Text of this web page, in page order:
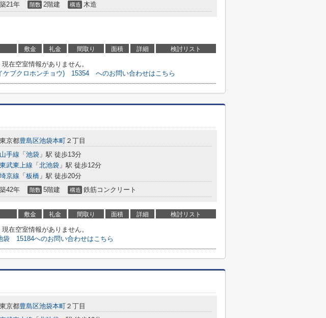
築21年 階数 2階建 構造 木造
敷金 礼金 間取り 面積 詳細 検討リスト
現在空室情報がありません。
ケブクロホンチョウ) 15354 へのお問い合わせはこちら
東京都豊島区池袋本町 ２丁目
山手線 「 池袋 」駅 徒歩13分
東武東上線 「 北池袋 」駅 徒歩12分
埼京線 「 板橋 」駅 徒歩20分
築42年 階数 5階建 構造 鉄筋コンクリート
敷金 礼金 間取り 面積 詳細 検討リスト
現在空室情報がありません。
袋 15184へのお問い合わせはこちら
東京都豊島区池袋本町 ２丁目